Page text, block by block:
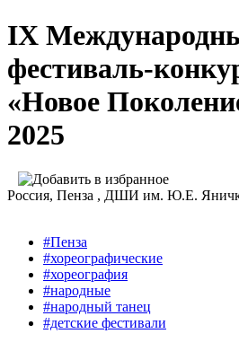
IX
фестиваль-
«Новое
2025
Россия, Пенза , ДШИ им. Ю.Е.
#Пенза
#хореографические
#хореография
#народные
#народный танец
#детские фестивали